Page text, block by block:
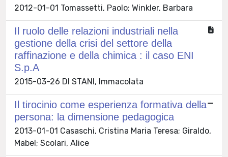
2012-01-01 Tomassetti, Paolo; Winkler, Barbara
Il ruolo delle relazioni industriali nella
gestione della crisi del settore della
raffinazione e della chimica : il caso ENI
S.p.A
2015-03-26 DI STANI, Immacolata
Il tirocinio come esperienza formativa della
persona: la dimensione pedagogica
2013-01-01 Casaschi, Cristina Maria Teresa; Giraldo,
Mabel; Scolari, Alice